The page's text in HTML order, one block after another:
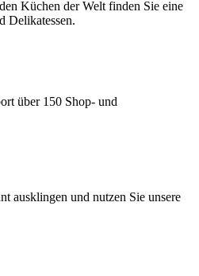
Küchen der Welt finden Sie eine
Delikatessen.
über 150 Shop- und
ausklingen und nutzen Sie unsere